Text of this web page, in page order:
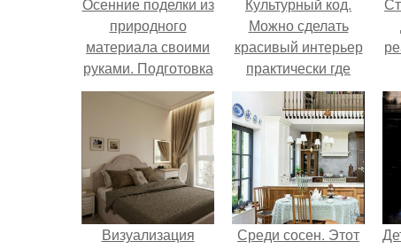
природного
материала своими
руками. Подготовка
природных
материалов для
поделок
Можно сделать
красивый интерьер
практически где
угодно.
Визуализация
Среди сосен. Этот